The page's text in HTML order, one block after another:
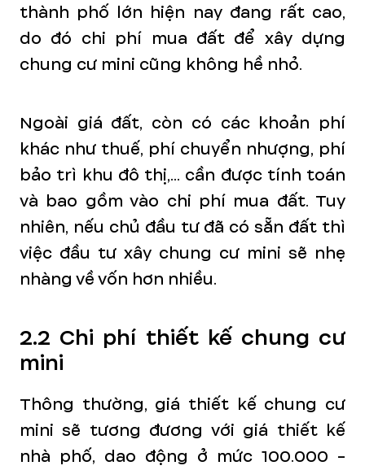
thành phố lớn hiện nay đang rất cao,
do đó chi phí mua đất để xây dựng
chung cư mini cũng không hề nhỏ.
Ngoài giá đất, còn có các khoản phí
khác như thuế, phí chuyển nhượng, phí
bảo trì khu đô thị,... cần được tính toán
và bao gồm vào chi phí mua đất. Tuy
nhiên, nếu chủ đầu tư đã có sẵn đất thì
việc đầu tư xây chung cư mini sẽ nhẹ
nhàng về vốn hơn nhiều.
2.2 Chi phí thiết kế chung cư
mini
Thông thường, giá thiết kế chung cư
mini sẽ tương đương với giá thiết kế
nhà phố, dao động ở mức 100.000 -